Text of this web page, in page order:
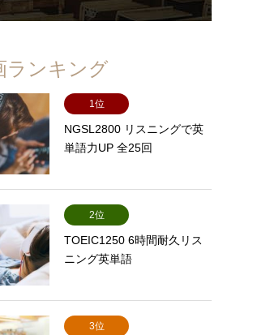
ランキング
1位
NGSL2800 リスニングで英
単語力UP 全25回
2位
TOEIC1250 6時間耐久リス
ニング英単語
3位